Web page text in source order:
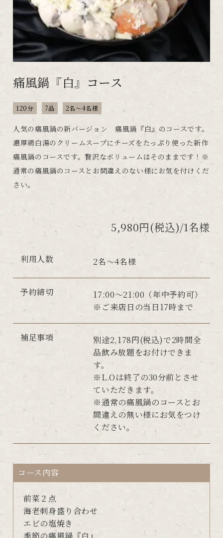
痛風鍋『白』コース
120分 7品 2名～4名様
人気の痛風鍋の新バージョン 痛風鍋『白』のコースです。
濃厚鶏白湯のクリームスープにチーズをたっぷり使った新作
痛風鍋のコースです。贅沢なボリュームはそのままです！※
通常の痛風鍋のコースとお間違えのない様にお気を付けくだ
さい。
5,980円(税込)/1名様
利用人数 2名～4名様
予約締切
17:00～21:00（年中予約可）
※ご来店日の当日17時まで
補足事項
別途2,178円(税込)で2時間全
品飲み放題をお付けできま
す。
※L.Oは終了の30分前とさせ
ていただきます。
※通常の痛風鍋のコースとお
間違えの無い様にお気をつけ
ください。
コース内容
前菜２点
海老刺身盛り合わせ
エビの塩焼き
季節の痛風鍋『白』